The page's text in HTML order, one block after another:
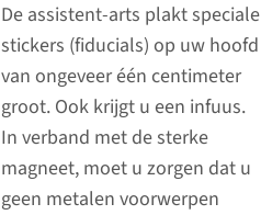
De assistent-arts plakt speciale
stickers (fiducials) op uw hoofd
van ongeveer één centimeter
groot. Ook krijgt u een infuus.
In verband met de sterke
magneet, moet u zorgen dat u
geen metalen voorwerpen